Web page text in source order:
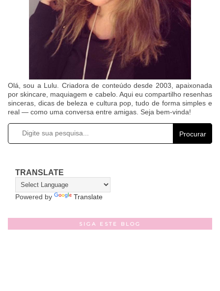
Olá, sou a Lulu. Criadora de conteúdo desde 2003, apaixonada
por skincare, maquiagem e cabelo. Aqui eu compartilho resenhas
sinceras, dicas de beleza e cultura pop, tudo de forma simples e
real — como uma conversa entre amigas. Seja bem-vinda!
Procurar
TRANSLATE
Powered by Translate
SIGA ESTE BLOG